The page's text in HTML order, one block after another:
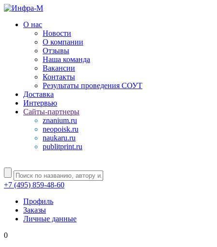
О нас
Новости
О компании
Отзывы
Наша команда
Вакансии
Контакты
Результаты проведения СОУТ
Доставка
Интервью
Сайты-партнеры
znanium.ru
neopoisk.ru
naukaru.ru
publitprint.ru
+7 (495) 859-48-60
Профиль
Заказы
Личные данные
0